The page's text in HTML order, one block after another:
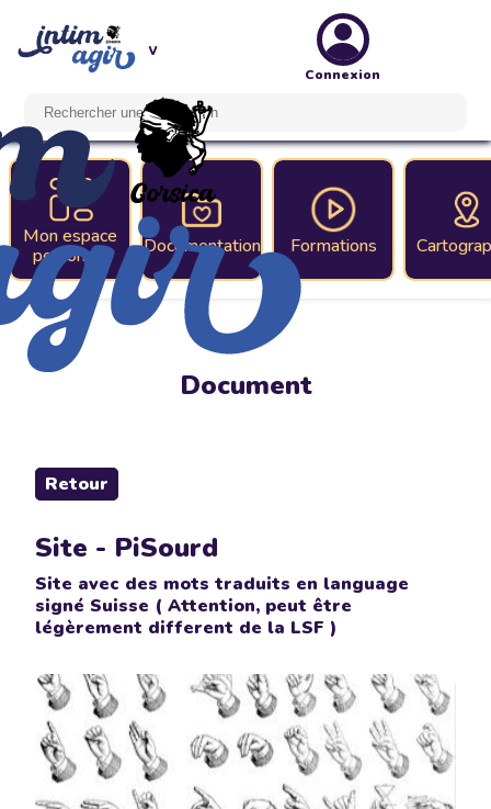
Connexion
Mon espace
personnel
Documentation Formations
Document
Retour
Site - PiSourd
Site avec des mots traduits en language
signé Suisse ( Attention, peut être
légèrement different de la LSF )